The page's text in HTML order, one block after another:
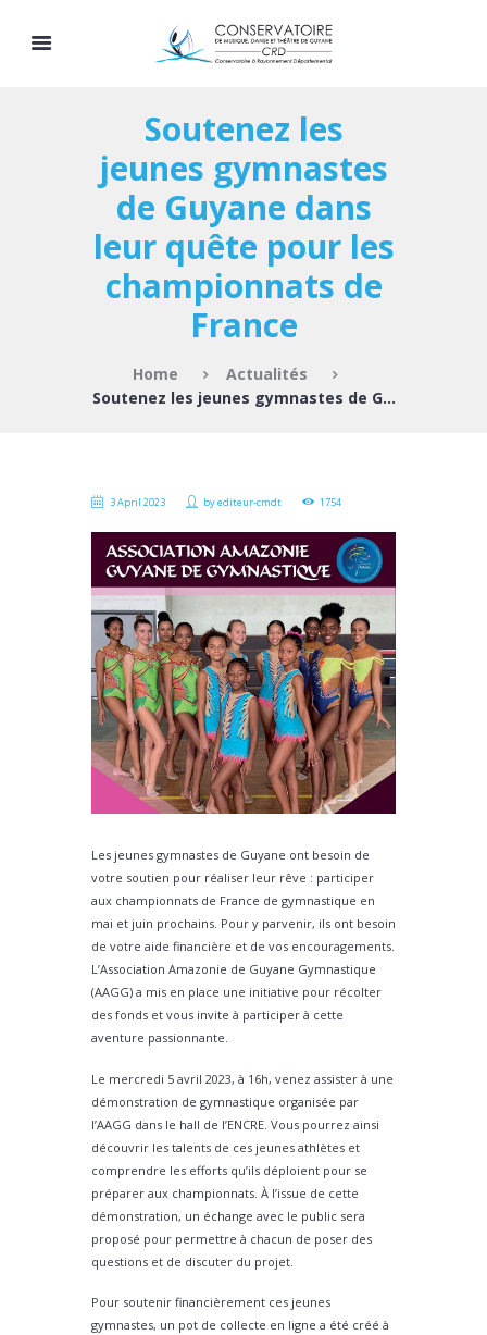
Soutenez les
jeunes gymnastes
de Guyane dans
leur quête pour les
championnats de
France
Home
Actualités
Soutenez les jeunes gymnastes de Guyane dans...
3 April 2023 byediteur-cmdt 1754
Les jeunes gymnastes de Guyane ont besoin de
votre soutien pour réaliser leur rêve : participer
aux championnats de France de gymnastique en
mai et juin prochains. Pour y parvenir, ils ont besoin
de votre aide financière et de vos encouragements.
L’Association Amazonie de Guyane Gymnastique
(AAGG) a mis en place une initiative pour récolter
des fonds et vous invite à participer à cette
aventure passionnante.
Le mercredi 5 avril 2023, à 16h, venez assister à une
démonstration de gymnastique organisée par
l’AAGG dans le hall de l’ENCRE. Vous pourrez ainsi
découvrir les talents de ces jeunes athlètes et
comprendre les efforts qu’ils déploient pour se
préparer aux championnats. À l’issue de cette
démonstration, un échange avec le public sera
proposé pour permettre à chacun de poser des
questions et de discuter du projet.
Pour soutenir financièrement ces jeunes
gymnastes, un pot de collecte en ligne a été créé à